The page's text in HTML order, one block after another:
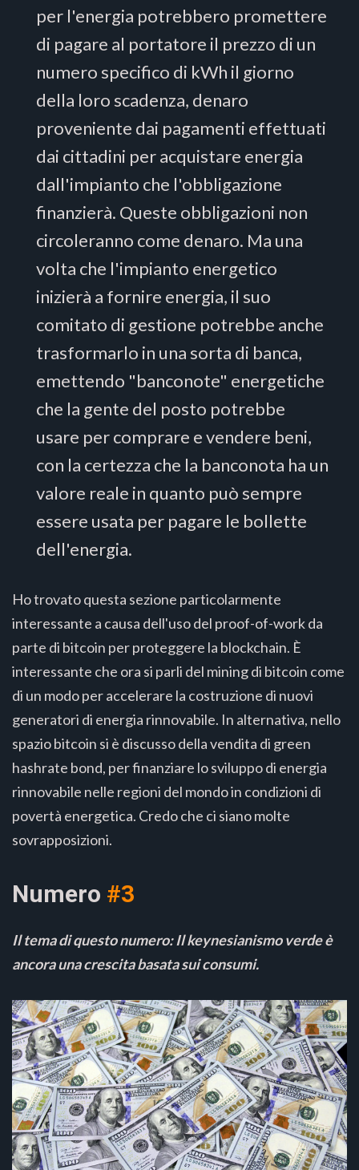
per l'energia potrebbero promettere
di pagare al portatore il prezzo di un
numero specifico di kWh il giorno
della loro scadenza, denaro
proveniente dai pagamenti effettuati
dai cittadini per acquistare energia
dall'impianto che l'obbligazione
finanzierà. Queste obbligazioni non
circoleranno come denaro. Ma una
volta che l'impianto energetico
inizierà a fornire energia, il suo
comitato di gestione potrebbe anche
trasformarlo in una sorta di banca,
emettendo "banconote" energetiche
che la gente del posto potrebbe
usare per comprare e vendere beni,
con la certezza che la banconota ha un
valore reale in quanto può sempre
essere usata per pagare le bollette
dell'energia.
Ho trovato questa sezione particolarmente
interessante a causa dell'uso del proof-of-work da
parte di bitcoin per proteggere la blockchain. È
interessante che ora si parli del mining di bitcoin come
di un modo per accelerare la costruzione di nuovi
generatori di energia rinnovabile. In alternativa, nello
spazio bitcoin si è discusso della vendita di green
hashrate bond, per finanziare lo sviluppo di energia
rinnovabile nelle regioni del mondo in condizioni di
povertà energetica. Credo che ci siano molte
sovrapposizioni.
Numero #3
Il tema di questo numero: Il keynesianismo verde è
ancora una crescita basata sui consumi.